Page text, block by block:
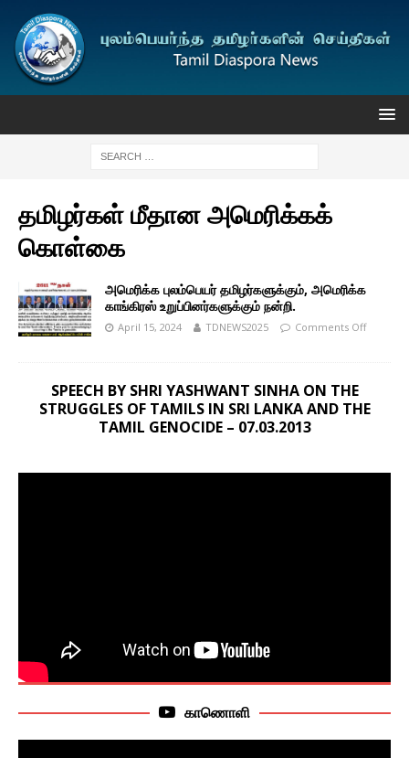
தமிழர்கள் மீதான அமெரிக்கக்
கொள்கை
அமெரிக்க புலம்பெயர் தமிழர்களுக்கும், அமெரிக்க
காங்கிரஸ் உறுப்பினர்களுக்கும் நன்றி.
April 15, 2024 TDNEWS2025 Comments Off
SPEECH BY SHRI YASHWANT SINHA ON THE
STRUGGLES OF TAMILS IN SRI LANKA AND THE
TAMIL GENOCIDE – 07.03.2013
காணொளி